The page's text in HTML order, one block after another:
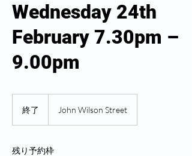
Wednesday 24th
February 7.30pm –
9.00pm
終了 John Wilson Street
残り予約枠